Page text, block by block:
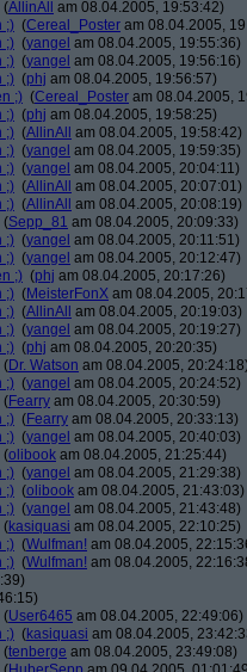
(AllinAll
am 08.04.2005, 19:53:42)
;) (Cereal_Poster am 08.04.2005,
;) (yangel am 08.04.2005, 19:55:36)
;) (yangel am 08.04.2005, 19:56:16)
;) (phj am 08.04.2005, 19:56:57)
;) (Cereal_Poster am 08.04.2005,
;) (phj am 08.04.2005, 19:58:25)
;) (AllinAll
am 08.04.2005, 19:58:42)
;) (yangel am 08.04.2005, 19:59:35)
;) (yangel am 08.04.2005, 20:04:11)
;) (AllinAll
am 08.04.2005, 20:07:01)
;) (AllinAll
am 08.04.2005, 20:08:19)
(Sepp_81 am 08.04.2005, 20:09:33)
;) (yangel am 08.04.2005, 20:11:51)
;) (yangel am 08.04.2005, 20:12:47)
;) (phj am 08.04.2005, 20:17:26)
;) (MeisterFonX am 08.04.2005,
;) (AllinAll
am 08.04.2005, 20:19:03)
;) (yangel am 08.04.2005, 20:19:27)
;) (phj am 08.04.2005, 20:20:35)
(Dr. Watson am 08.04.2005,
;) (yangel am 08.04.2005, 20:24:52)
(Fearry am 08.04.2005, 20:30:59)
;) (Fearry am 08.04.2005, 20:33:13)
;) (yangel am 08.04.2005, 20:40:03)
(olibook am 08.04.2005, 21:25:44)
;) (yangel am 08.04.2005, 21:29:38)
;) (olibook am 08.04.2005, 21:43:03)
;) (yangel am 08.04.2005, 21:43:48)
(kasiquasi am 08.04.2005, 22:10:25)
;) (Wulfman! am 08.04.2005,
;) (Wulfman! am 08.04.2005,
(User6465 am 08.04.2005, 22:49:06)
;) (kasiquasi am 08.04.2005,
(tenberge am 08.04.2005, 23:49:08)